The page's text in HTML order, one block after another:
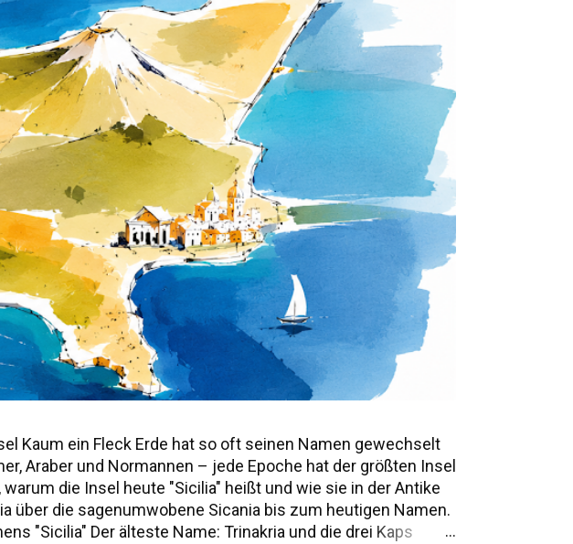
Kaum ein Fleck Erde hat so oft seinen Namen gewechselt
Araber und Normannen – jede Epoche hat der größten Insel
die Insel heute "Sicilia" heißt und wie sie in der Antike
über die sagenumwobene Sicania bis zum heutigen Namen.
"Sicilia" Der älteste Name: Trinakria und die drei Kaps